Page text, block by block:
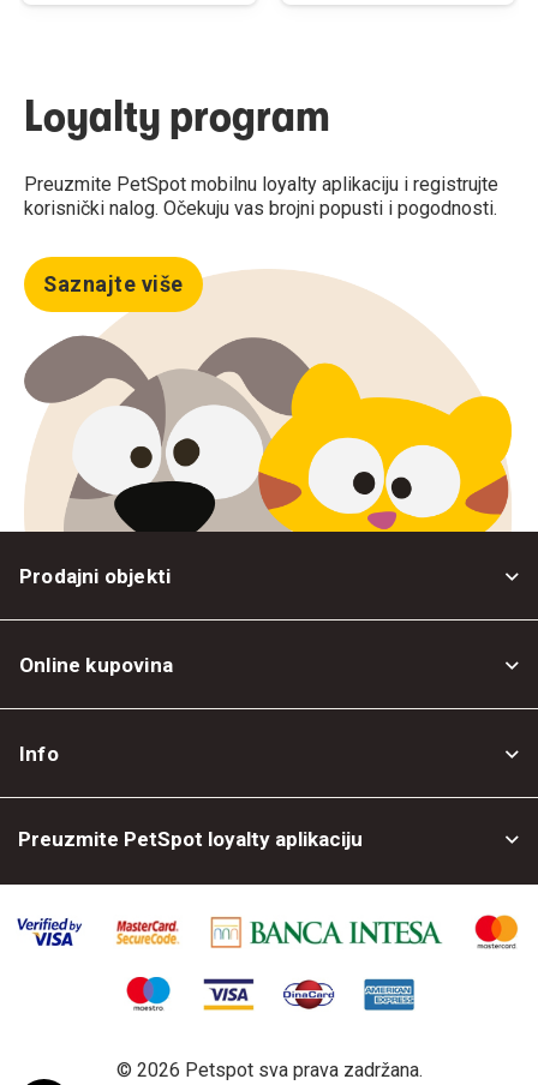
Loyalty program
Preuzmite PetSpot mobilnu loyalty aplikaciju i registrujte
korisnički nalog. Očekuju vas brojni popusti i pogodnosti.
Saznajte više
Prodajni objekti
Online kupovina
Info
Preuzmite PetSpot loyalty aplikaciju
© 2026 Petspot sva prava zadržana.